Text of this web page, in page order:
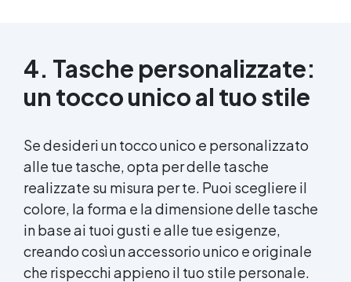
4. Tasche personalizzate:
un tocco unico al tuo stile
Se desideri un tocco unico e personalizzato
alle tue tasche, opta per delle tasche
realizzate su misura per te. Puoi scegliere il
colore, la forma e la dimensione delle tasche
in base ai tuoi gusti e alle tue esigenze,
creando così un accessorio unico e originale
che rispecchi appieno il tuo stile personale.